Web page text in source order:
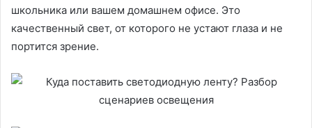
школьника или вашем домашнем офисе. Это
качественный свет, от которого не устают глаза и не
портится зрение.